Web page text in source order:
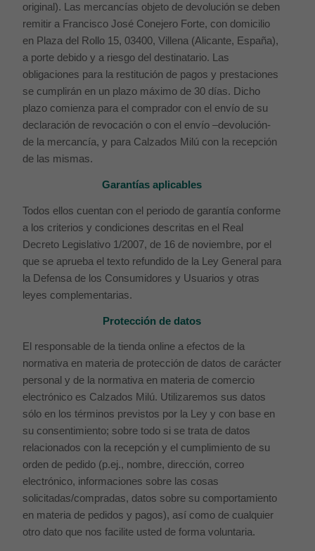
original). Las mercancías objeto de devolución se deben
remitir a Francisco José Conejero Forte, con domicilio
en Plaza del Rollo 15, 03400, Villena (Alicante, España),
a porte debido y a riesgo del destinatario. Las
obligaciones para la restitución de pagos y prestaciones
se cumplirán en un plazo máximo de 30 días. Dicho
plazo comienza para el comprador con el envío de su
declaración de revocación o con el envío –devolución-
de la mercancía, y para Calzados Milú con la recepción
de las mismas.
Garantías aplicables
Todos ellos cuentan con el periodo de garantía conforme
a los criterios y condiciones descritas en el Real
Decreto Legislativo 1/2007, de 16 de noviembre, por el
que se aprueba el texto refundido de la Ley General para
la Defensa de los Consumidores y Usuarios y otras
leyes complementarias.
Protección de datos
El responsable de la tienda online a efectos de la
normativa en materia de protección de datos de carácter
personal y de la normativa en materia de comercio
electrónico es Calzados Milú. Utilizaremos sus datos
sólo en los términos previstos por la Ley y con base en
su consentimiento; sobre todo si se trata de datos
relacionados con la recepción y el cumplimiento de su
orden de pedido (p.ej., nombre, dirección, correo
electrónico, informaciones sobre las cosas
solicitadas/compradas, datos sobre su comportamiento
en materia de pedidos y pagos), así como de cualquier
otro dato que nos facilite usted de forma voluntaria.